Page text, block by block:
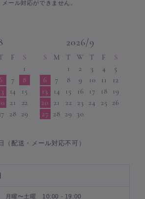
ール対応ができません。
F
S
1
6 7
8
14
15
21
22
28
29
2026/9
S M T W T F
S
1
2 3 4
5
6
7 8 9 10 11
12
13
14 15 16 17 18
19
20
21 22 23 24 25
26
27
28 29 30
（配送・メール対応不可）
月曜〜土曜 10:00 - 19:00